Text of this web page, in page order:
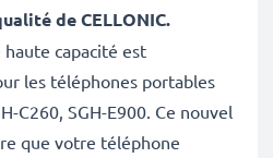
de CELLONIC.
capacité est
les téléphones portables
C260, SGH-E900. Ce nouvel
que votre téléphone